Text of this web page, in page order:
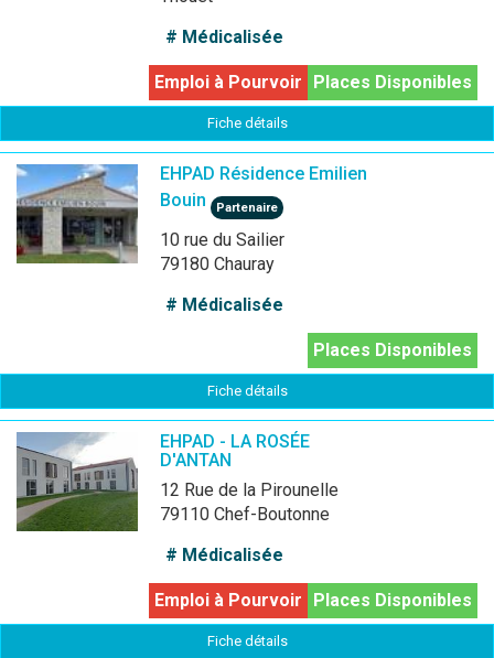
# Médicalisée
Places Disponibles
Emploi à Pourvoir
Fiche détails
EHPAD Résidence Emilien
Bouin
Partenaire
10 rue du Sailier
79180 Chauray
# Médicalisée
Places Disponibles
Fiche détails
EHPAD - LA ROSÉE
D'ANTAN
12 Rue de la Pirounelle
79110 Chef-Boutonne
# Médicalisée
Places Disponibles
Emploi à Pourvoir
Fiche détails